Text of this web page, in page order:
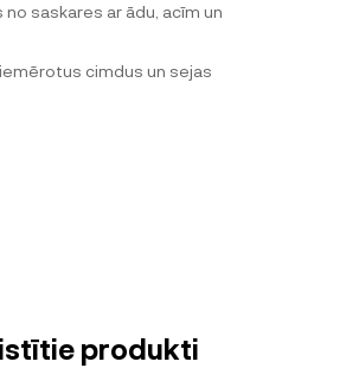
saskares ar ādu, acīm un
cimdus un sejas
produkti